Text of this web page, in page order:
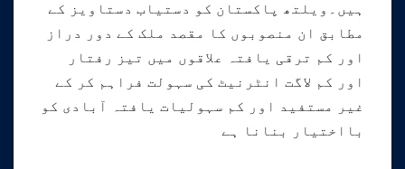
ہیں۔ویلتھ پاکستان کو دستیاب دستاویز کے
مطابق ان منصوبوں کا مقصد ملک کے دور دراز
اور کم ترقی یافتہ علاقوں میں تیز رفتار
اور کم لاگت انٹرنیٹ کی سہولت فراہم کر کے
غیر مستفید اور کم سہولیات یافتہ آبادی کو
بااختیار بنانا ہے